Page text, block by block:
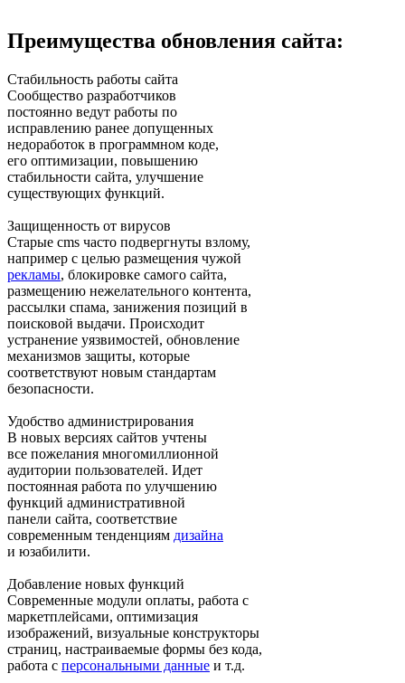
Преимущества обновления сайта:
Стабильность работы сайта
Сообщество разработчиков
постоянно ведут работы по
исправлению ранее допущенных
недоработок в программном коде,
его оптимизации, повышению
стабильности сайта, улучшение
существующих функций.
Защищенность от вирусов
Старые cms часто подвергнуты взлому,
например с целью размещения чужой
рекламы, блокировке самого сайта,
размещению нежелательного контента,
рассылки спама, занижения позиций в
поисковой выдачи. Происходит
устранение уязвимостей, обновление
механизмов защиты, которые
соответствуют новым стандартам
безопасности.
Удобство администрирования
В новых версиях сайтов учтены
все пожелания многомиллионной
аудитории пользователей. Идет
постоянная работа по улучшению
функций административной
панели сайта, соответствие
современным тенденциям дизайна
и юзабилити.
Добавление новых функций
Современные модули оплаты, работа с
маркетплейсами, оптимизация
изображений, визуальные конструкторы
страниц, настраиваемые формы без кода,
работа с персональными данные и т.д.